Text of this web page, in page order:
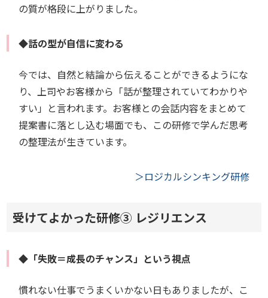
の質が格段に上がりました。
◆話の型が自信に変わる
今では、自然と結論から伝えることができるようにな
り、上司やお客様から「話が整理されていてわかりや
すい」と言われます。お客様との会話内容をまとめて
提案書に落とし込む場面でも、この研修で学んだ思考
の整理法が生きています。
＞ロジカルシンキング研修
受けてよかった研修③ レジリエンス
◆「失敗＝成長のチャンス」という視点
慣れない仕事でうまくいかない日もありましたが、こ